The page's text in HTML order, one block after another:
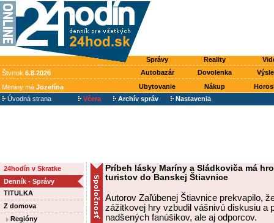
Správy Reality
Štvrtok 6.8.2026 Autobazár Dovolenka
Meniny má Jozefína Ubytovanie Nákup
Úvodná strana
Včera Archív správ Nastavenia
24hodín v Skratke
Denník - Správy
TITULKA
Z domova
Regióny
Príbeh lásky Maríny a Sládkoviča má
turistov do Banskej Štiavnice
Autorov Zaľúbenej Štiavnice prekvapilo,
zážitkovej hry vzbudil vášnivú diskusiu a
nadšených fanúšikov, ale aj odporcov.